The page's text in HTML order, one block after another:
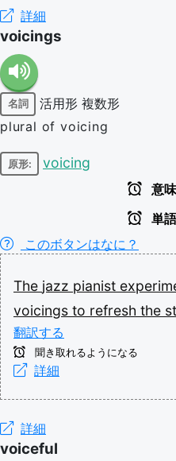
詳細
voicings
名詞 活用形 複数形
plural of voicing
原形: voicing
意
単
このボタンはなに？
The jazz pianist
voicings to refresh the
翻訳する
聞き取れるようになる
詳細
詳細
voiceful